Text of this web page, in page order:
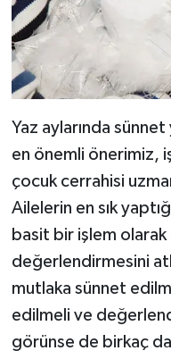
Yaz aylarında
en önemli önerimiz,
çocuk cerrahisi
Ailelerin en sık
basit bir işlem
değerlendirmesini
mutlaka sünnet
edilmeli ve
görünse de birkaç